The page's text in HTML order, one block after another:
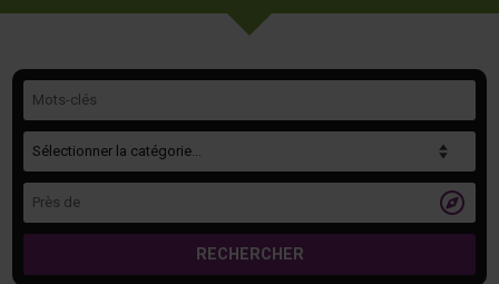

RECHERCHER